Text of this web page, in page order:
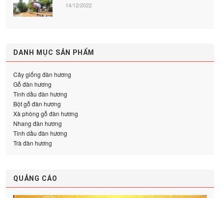
14/12/2022
DANH MỤC SẢN PHẨM
Cây giống đàn hương
Gỗ đàn hương
Tinh dầu đàn hương
Bột gỗ đàn hương
Xà phòng gỗ đàn hương
Nhang đàn hương
Tinh dầu đàn hương
Trà đàn hương
QUẢNG CÁO